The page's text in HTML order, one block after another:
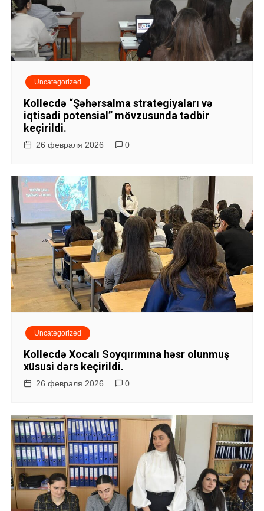
Uncategorized
Kollecdə “Şəhərsalma strategiyaları və
iqtisadi potensial” mövzusunda tədbir
keçirildi.
26 февраля 2026 0
Uncategorized
Kollecdə Xocalı Soyqırımına həsr olunmuş
xüsusi dərs keçirildi.
26 февраля 2026 0